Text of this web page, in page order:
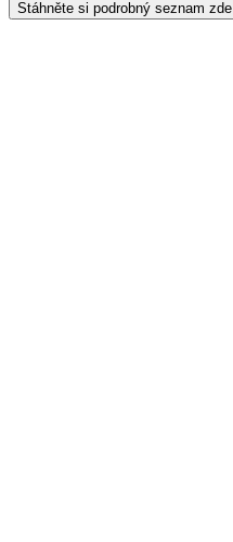
Stáhněte si podrobný seznam zde